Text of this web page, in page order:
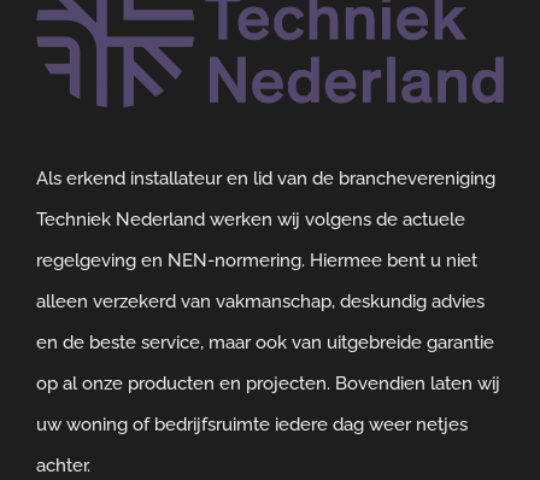
Als erkend installateur en lid van de branchevereniging
Techniek Nederland werken wij volgens de actuele
regelgeving en NEN-normering. Hiermee bent u niet
alleen verzekerd van vakmanschap, deskundig advies
en de beste service, maar ook van uitgebreide garantie
op al onze producten en projecten. Bovendien laten wij
uw woning of bedrijfsruimte iedere dag weer netjes
achter.